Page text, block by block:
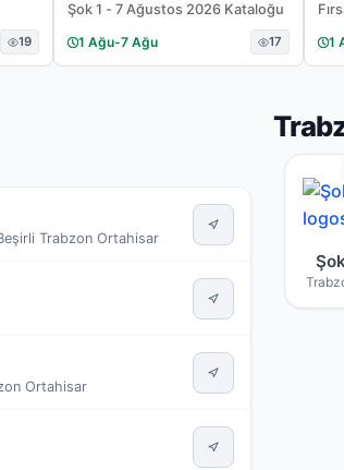
19
Şok 1 - 7 Ağustos 2026 Kataloğu
1 Ağu-7 Ağu 17
1
Trabzon Ortahisar
Ortahisar